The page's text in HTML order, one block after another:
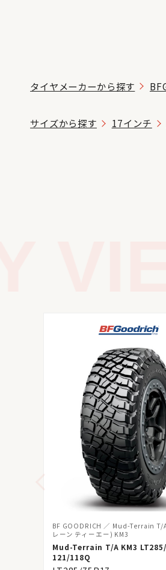
タイヤメーカーから探す
サイズから探す 17インチ
BF GOODRICH
Mud-Terrain T/
レーン ティーエー) KM3
Mud-Terrain T/A KM3
121/118Q